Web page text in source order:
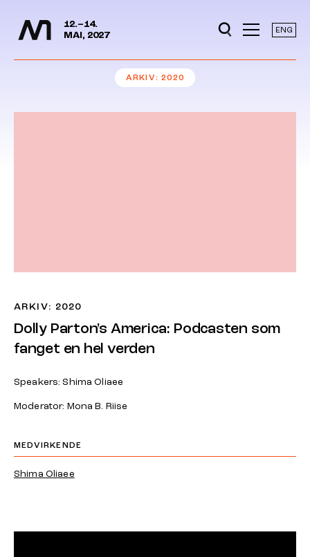
Hopp til hovedinnhold
12.–14.
MAI, 2027
ENG
ARKIV 2020
ARKIV: 2020
Dolly Parton's America: Podcasten som
fanget en hel verden
Speakers: Shima Oliaee
Moderator: Mona B. Riise
MEDVIRKENDE
Shima Oliaee